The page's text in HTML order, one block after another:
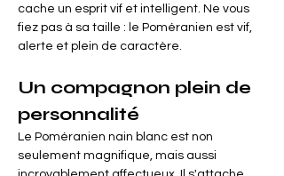
cache un esprit vif et intelligent. Ne vous
fiez pas à sa taille : le Poméranien est vif,
alerte et plein de caractère.
Un compagnon plein de
personnalité
Le Poméranien nain blanc est non
seulement magnifique, mais aussi